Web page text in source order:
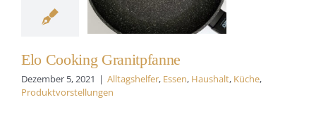
Küche
Elo Cooking Granitpfanne
Dezember 5, 2021 | Alltagshelfer, Essen, Haushalt, Küche,
Produktvorstellungen